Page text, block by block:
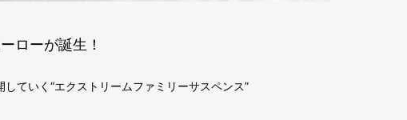
ローが誕生！
ていく“エクストリームファミリーサスペンス”